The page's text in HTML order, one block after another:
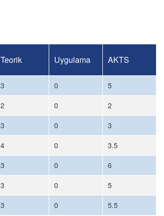
Teorik Uygulama AKTS
3 0
5
2 0
2
3 0
3
4 0
3.5
3 0
6
3 0
5
3 0
5.5